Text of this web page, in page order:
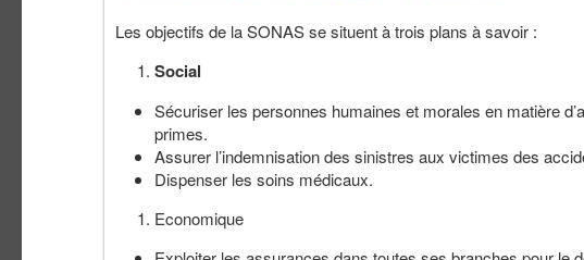
Les objectifs de la SONAS se situent à trois plans à savoir :
Social
Sécuriser les personnes humaines et morales en matière
primes.
Assurer l’indemnisation des sinistres aux victimes des
Dispenser les soins médicaux.
Economique